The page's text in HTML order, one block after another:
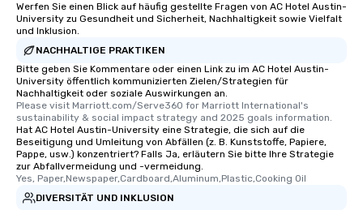
Werfen Sie einen Blick auf häufig gestellte Fragen von AC Hotel Austin-
University zu Gesundheit und Sicherheit, Nachhaltigkeit sowie Vielfalt
und Inklusion.
NACHHALTIGE PRAKTIKEN
Bitte geben Sie Kommentare oder einen Link zu im AC Hotel Austin-
University öffentlich kommunizierten Zielen/Strategien für
Nachhaltigkeit oder soziale Auswirkungen an.
Please visit Marriott.com/Serve360 for Marriott International's
sustainability & social impact strategy and 2025 goals information.
Hat AC Hotel Austin-University eine Strategie, die sich auf die
Beseitigung und Umleitung von Abfällen (z. B. Kunststoffe, Papiere,
Pappe, usw.) konzentriert? Falls Ja, erläutern Sie bitte Ihre Strategie
zur Abfallvermeidung und -vermeidung.
Yes, Paper,Newspaper,Cardboard,Aluminum,Plastic,Cooking Oil
DIVERSITÄT UND INKLUSION